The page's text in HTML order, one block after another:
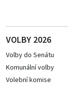
VOLBY 2026
Volby do Senátu
Komunální volby
Volební komise